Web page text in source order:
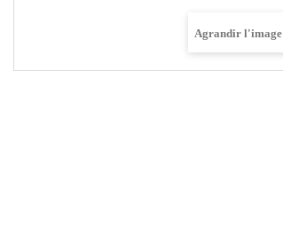
Agrandir l'image